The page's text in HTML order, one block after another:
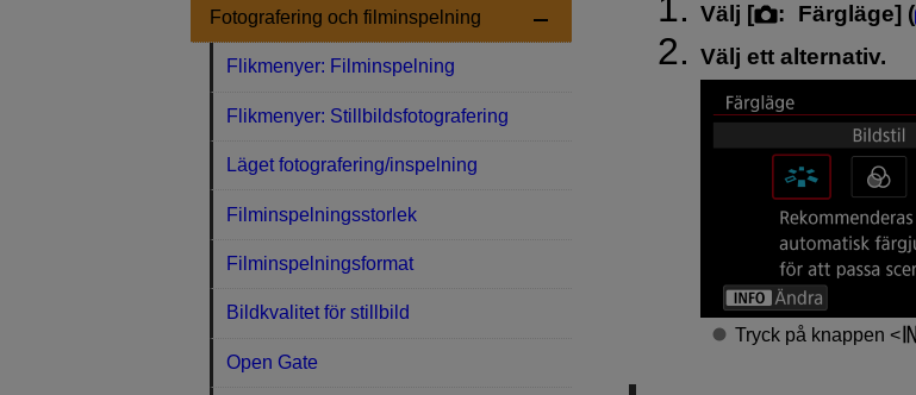
Välj [ : Färgläge] (
Välj ett alternativ.
Tryck på knappen
Fotografering och filminspelning
Flikmenyer: Filminspelning
Flikmenyer: Stillbildsfotografering
Läget fotografering/inspelning
Filminspelningsstorlek
Filminspelningsformat
Bildkvalitet för stillbild
Open Gate